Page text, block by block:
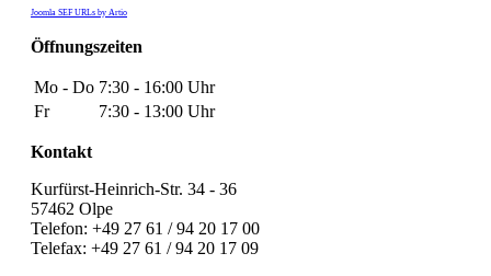
Joomla SEF URLs by Artio
Öffnungszeiten
Mo - Do 7:30 - 16:00 Uhr
Fr
7:30 - 13:00 Uhr
Kontakt
Kurfürst-Heinrich-Str. 34 - 36
57462 Olpe
Telefon: +49 27 61 / 94 20 17 00
Telefax: +49 27 61 / 94 20 17 09